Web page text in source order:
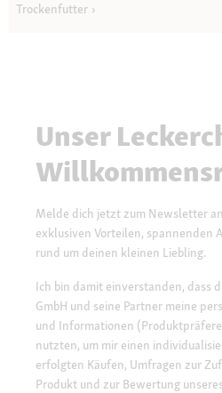
Trockenfutter
Unser
Melde dich jetzt zum Newsletter
exklusiven Vorteilen, spannenden
rund um deinen kleinen Liebling.
Ich bin damit einverstanden, dass
GmbH und seine Partner meine
und Informationen
nutzten, um mir einen
erfolgten Käufen, Umfragen zur
Produkt und zur Bewertung